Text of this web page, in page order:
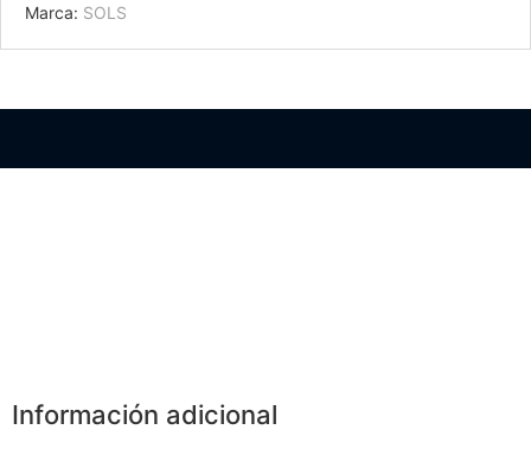
Marca: SOLS
Información adicional